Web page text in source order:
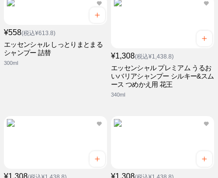
¥558(税込¥613.8)
エッセンシャル しっとりまとまる
シャンプー 詰替
300ml
¥1,308(税込¥1,438.8)
エッセンシャル プレミアム うるお
いバリアシャンプー シルキー&スム
ース つめかえ用 花王
340ml